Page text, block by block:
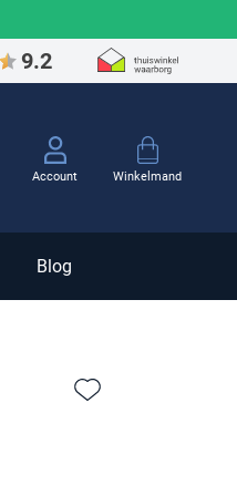
9.2
Winkelmand
Blog
Account
Zet bij favorieten